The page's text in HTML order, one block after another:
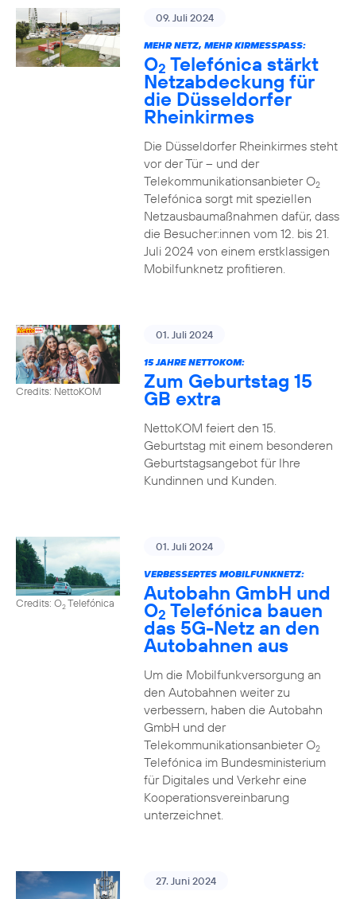
09. Juli 2024
MEHR NETZ, MEHR KIRMESSPASS:
O2 Telefónica stärkt
Netzabdeckung für
die Düsseldorfer
Rheinkirmes
Die Düsseldorfer Rheinkirmes steht
vor der Tür – und der
Telekommunikationsanbieter O2
Telefónica sorgt mit speziellen
Netzausbaumaßnahmen dafür, dass
die Besucher:innen vom 12. bis 21.
Juli 2024 von einem erstklassigen
Mobilfunknetz profitieren.
Credits: NettoKOM
01. Juli 2024
15 JAHRE NETTOKOM:
Zum Geburtstag 15
GB extra
NettoKOM feiert den 15.
Geburtstag mit einem besonderen
Geburtstagsangebot für Ihre
Kundinnen und Kunden.
Credits: O2Telefónica
01. Juli 2024
VERBESSERTES MOBILFUNKNETZ:
Autobahn GmbH und
O2 Telefónica bauen
das 5G-Netz an den
Autobahnen aus
Um die Mobilfunkversorgung an
den Autobahnen weiter zu
verbessern, haben die Autobahn
GmbH und der
Telekommunikationsanbieter O2
Telefónica im Bundesministerium
für Digitales und Verkehr eine
Kooperationsvereinbarung
unterzeichnet.
27. Juni 2024